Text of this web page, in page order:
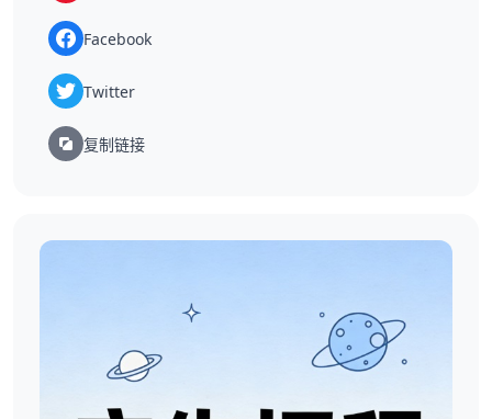
Facebook
Twitter
复制链接